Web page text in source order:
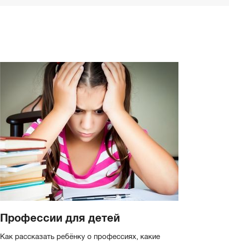
Профессии для детей
Как рассказать ребёнку о профессиях, какие